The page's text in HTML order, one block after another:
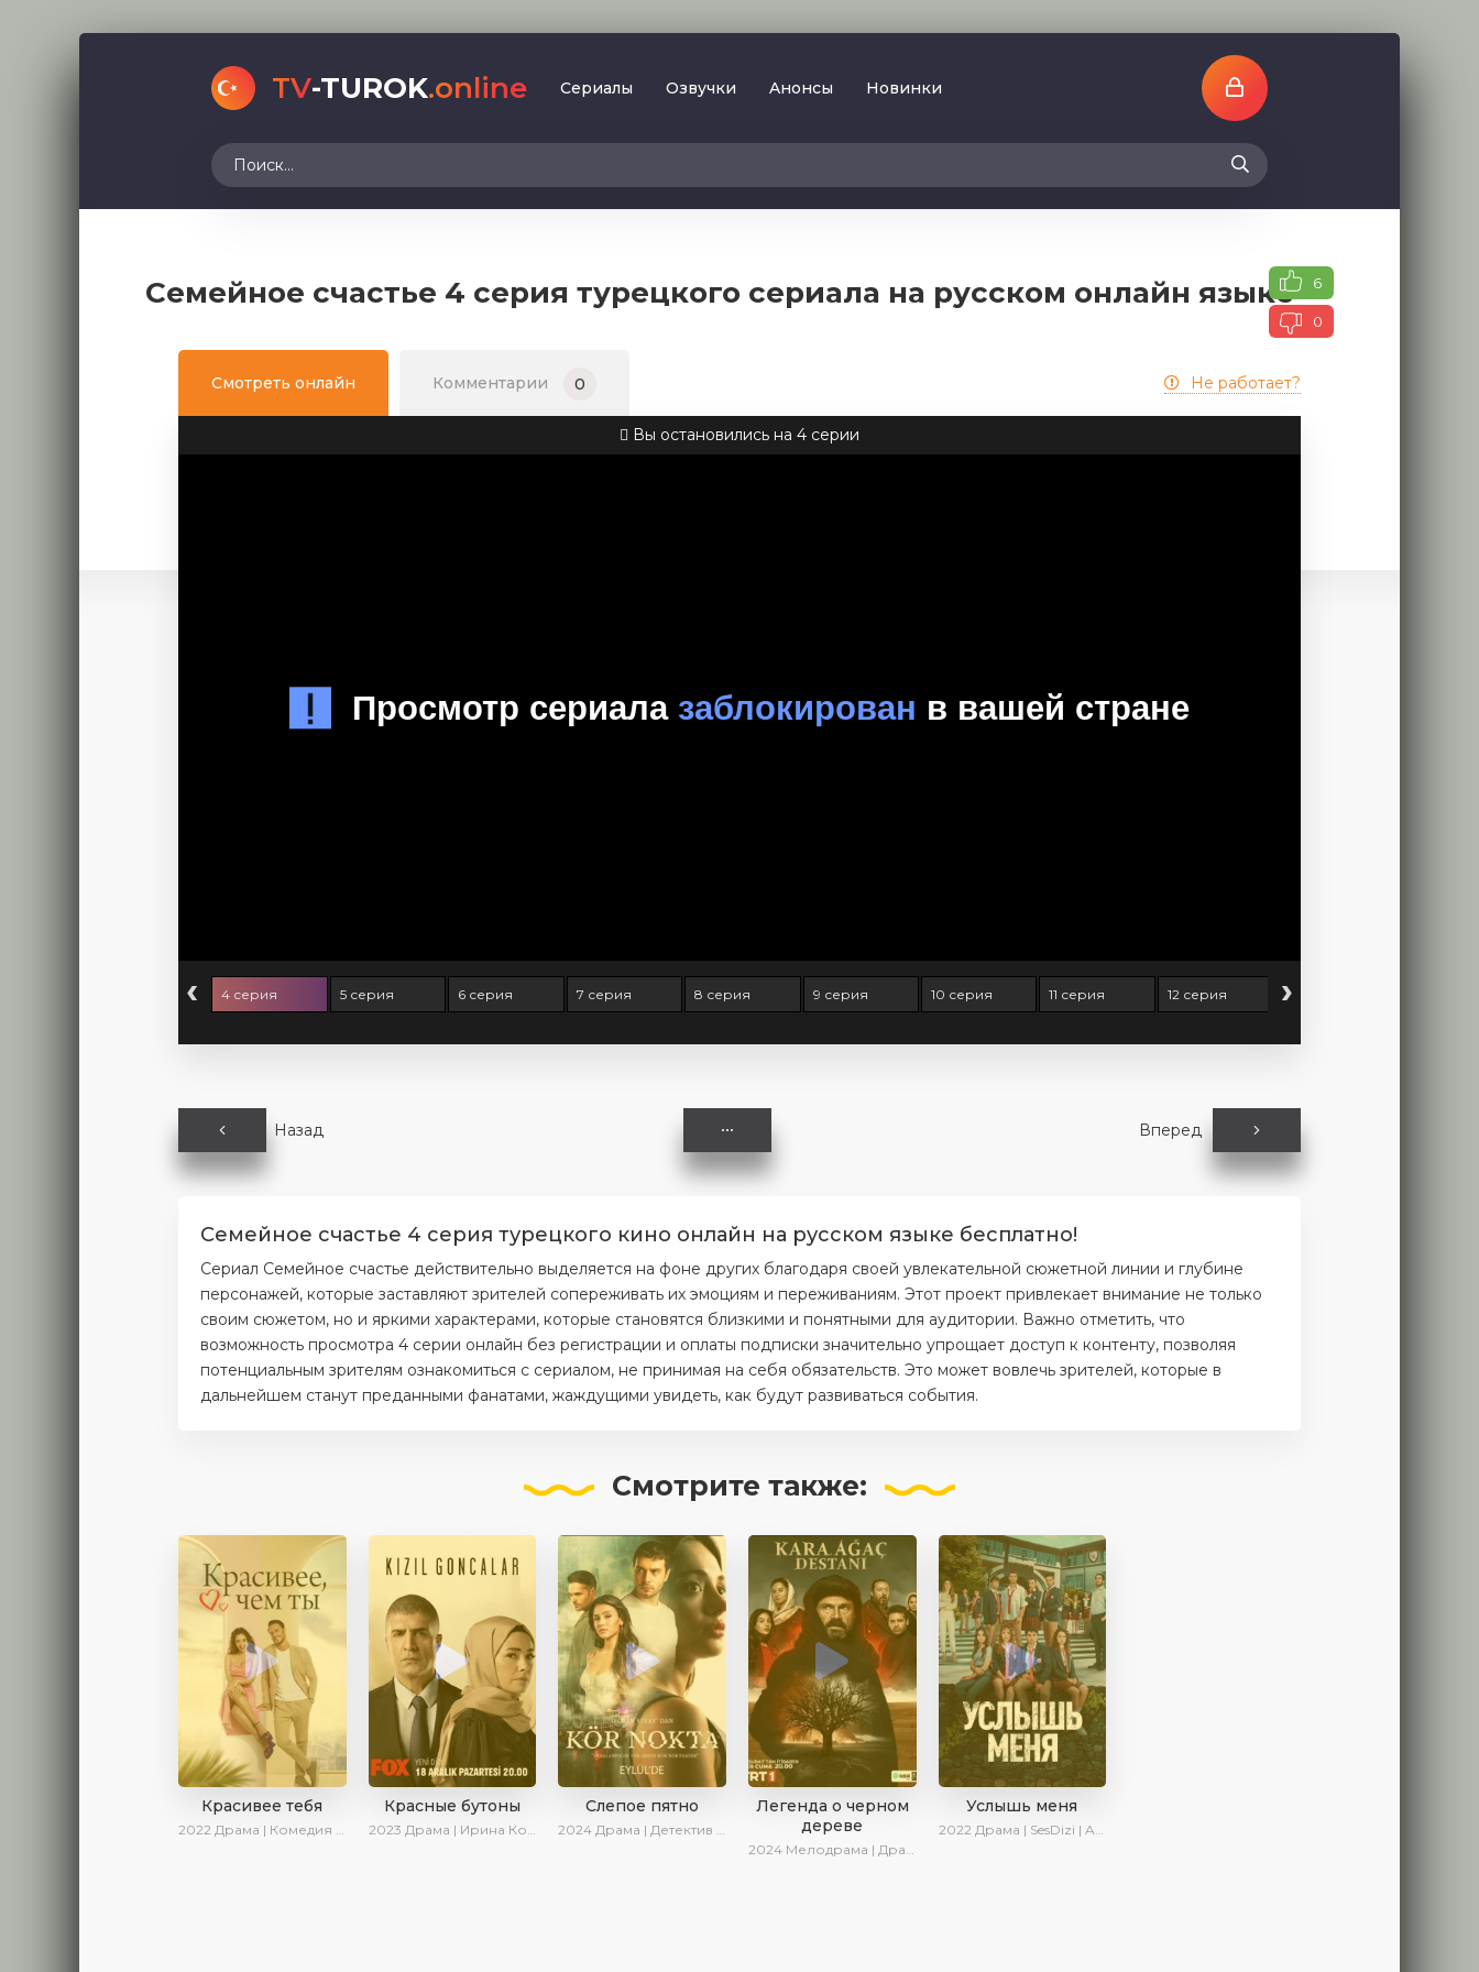
TV-TUROK.online Сериалы
Детектив
Боевик
Oзвучки
AveTurk
Aнoнcы Новинки
Семейное счастье 4 серия турецкого сериала на русском онлайн языке 6
0
Смотреть онлайн Комментарии 0 Не работает?
Вы остановились на 4 серии
‹ 4 серия 5 серия 6 серия 7 серия 8 серия 9 серия 10 серия 11 серия 12 серия 13 серия
›
Назад Вперед
Семейное счастье 4 серия турецкого кино онлайн на русском языке бесплатно!
Сериал Семейное счастье действительно выделяется на фоне других благодаря своей увлекательной сюжетной линии и глубине
персонажей, которые заставляют зрителей сопереживать их эмоциям и переживаниям. Этот проект привлекает внимание не только
своим сюжетом, но и яркими характерами, которые становятся близкими и понятными для аудитории. Важно отметить, что
возможность просмотра 4 серии онлайн без регистрации и оплаты подписки значительно упрощает доступ к контенту, позволяя
потенциальным зрителям ознакомиться с сериалом, не принимая на себя обязательств. Это может вовлечь зрителей, которые в
дальнейшем станут преданными фанатами, жаждущими увидеть, как будут развиваться события.
Смотрите также:
Красивее тебя
2022 Драма | Комедия | SesDizi | AveTurk | Turok1990
Красные бутоны
2023 Драма | Ирина Котова | Сериалы 2023
Слепое пятно
2024 Драма | Детектив | Криминал | SesDizi | AlisaDirilis | Сериалы 2024
Легенда о черном
дереве
2024 Мелодрама | Драма | AlisaDirilis | Сериалы 2024
Услышь меня
2022 Драма | SesDizi | AveTurk | Turok1990